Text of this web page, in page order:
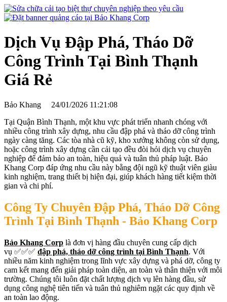
Dịch Vụ Đập Phá, Tháo Dỡ
Công Trình Tại Bình Thạnh
Giá Rẻ
Bảo Khang 24/01/2026 11:21:08
Tại Quận Bình Thạnh, một khu vực phát triển nhanh chóng với
nhiều công trình xây dựng, nhu cầu đập phá và tháo dỡ công trình
ngày càng tăng. Các tòa nhà cũ kỹ, kho xưởng không còn sử dụng,
hoặc công trình xây dựng cần cải tạo đều đòi hỏi dịch vụ chuyên
nghiệp để đảm bảo an toàn, hiệu quả và tuân thủ pháp luật. Bảo
Khang Corp đáp ứng nhu cầu này bằng đội ngũ kỹ thuật viên giàu
kinh nghiệm, trang thiết bị hiện đại, giúp khách hàng tiết kiệm thời
gian và chi phí.
Công Ty Chuyên Đập Phá, Tháo Dỡ Công
Trình Tại Bình Thạnh - Bảo Khang Corp
Bảo Khang Corp là đơn vị hàng đầu chuyên cung cấp dịch
vụ ✅✅✅ đập phá, tháo dỡ công trình tại Bình Thạnh. Với
nhiều năm kinh nghiệm trong lĩnh vực xây dựng và phá dỡ, công ty
cam kết mang đến giải pháp toàn diện, an toàn và thân thiện với môi
trường. Chúng tôi luôn đặt chất lượng dịch vụ lên hàng đầu, sử
dụng công nghệ tiên tiến và tuân thủ nghiêm ngặt các quy định về
an toàn lao động.